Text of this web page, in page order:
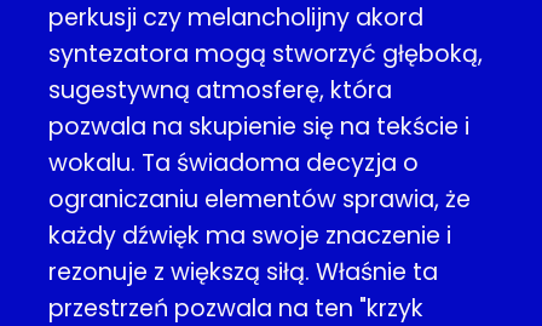
perkusji czy melancholijny akord
syntezatora mogą stworzyć głęboką,
sugestywną atmosferę, która
pozwala na skupienie się na tekście i
wokalu. Ta świadoma decyzja o
ograniczaniu elementów sprawia, że
każdy dźwięk ma swoje znaczenie i
rezonuje z większą siłą. Właśnie ta
przestrzeń pozwala na ten "krzyk